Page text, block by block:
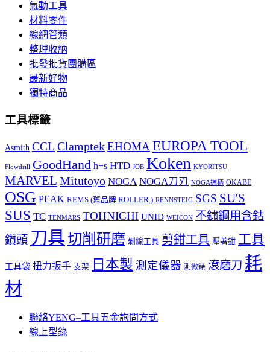
氣動工具
材料零件
線網管類
整理收納
批發批貨團購區
最新好物
獨特商品
工具標籤
Asmith CCL ClamptekEHOMAEUROPA TOOL
Flowdrill GoodHand h+s HTD JOB Koken KYORITSU
MARVEL Mitutoyo NOGA NOGA刀刃 NOGA握柄 OKABE
OSG PEAK REMS (舊品牌 ROLLER ) RENNSTEIG SGS SU'S
SUS TC TENMARS TOHNICHI UNID WEICON 不鏽鋼用含鈷
鑽頭 刀具切削研磨 剝線工具 剪鉗工具 壓著鉗 工具
工具袋 扭力扳手 支架 日本製 測定儀器 測微錶 滾磨刀 耗
材
聯絡YENG–工具五金詢問方式
線上型錄